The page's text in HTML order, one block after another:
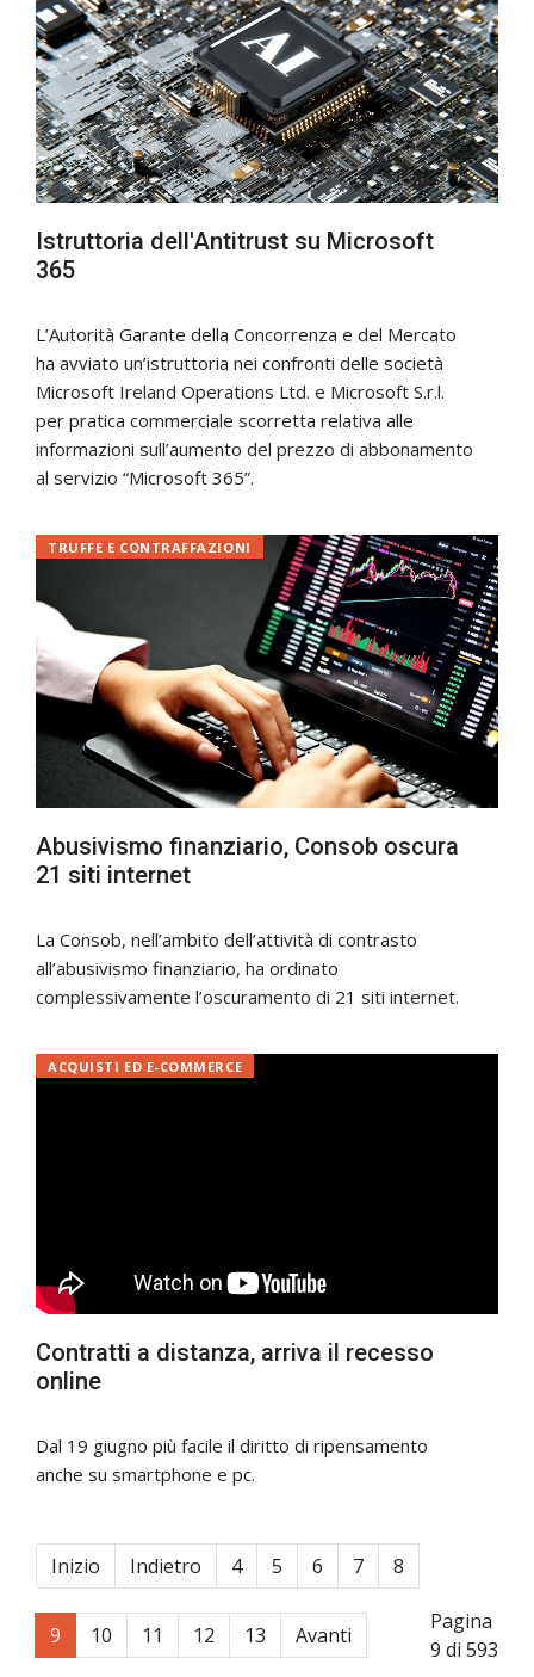
Istruttoria dell'Antitrust su Microsoft
365
L’Autorità Garante della Concorrenza e del Mercato
ha avviato un’istruttoria nei confronti delle società
Microsoft Ireland Operations Ltd. e Microsoft S.r.l.
per pratica commerciale scorretta relativa alle
informazioni sull’aumento del prezzo di abbonamento
al servizio “Microsoft 365”.
Abusivismo finanziario, Consob oscura
21 siti internet
TRUFFE E CONTRAFFAZIONI
La Consob, nell’ambito dell’attività di contrasto
all’abusivismo finanziario, ha ordinato
complessivamente l’oscuramento di 21 siti internet.
Contratti a distanza, arriva il recesso
online
ACQUISTI ED E-COMMERCE
Dal 19 giugno più facile il diritto di ripensamento
anche su smartphone e pc.
Inizio Indietro 4 5 6 7 8
9 10 11 12 13 Avanti
Pagina
9 di 593